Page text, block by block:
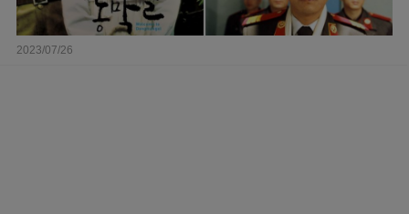
2023/07/26